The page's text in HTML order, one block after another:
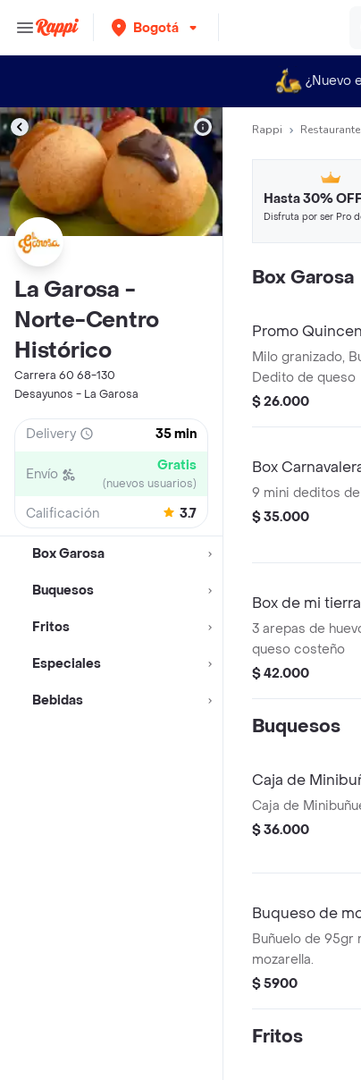
Bogotá
¿Nuevo
La Garosa -
Norte-Centro
Histórico
Carrera 60 68-130
Desayunos - La Garosa
Delivery 35 min
Envío Gratis
(nuevos usuarios)
Calificación 3.7
Box Garosa
Buquesos
Fritos
Especiales
Bebidas
Rappi
Hasta 30%
Disfruta por ser Pro
Box Garosa
Promo
Milo granizado,
Dedito de queso
$ 26.000
Box
9 mini deditos
$ 35.000
Box de mi tierra
3 arepas de
queso costeño
$ 42.000
Buquesos
Caja de
Caja de
$ 36.000
Buqueso de
Buñuelo de 95gr
mozarella.
$ 5900
Fritos